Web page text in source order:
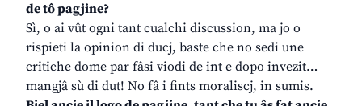
de tô pagjine?
Sì, o ai vût ogni tant cualchi discussion, ma jo o
rispieti la opinion di ducj, baste che no sedi une
critiche dome par fâsi viodi de int e dopo invezit…
mangjâ sù di dut! No fâ i fints moraliscj, in sumis.